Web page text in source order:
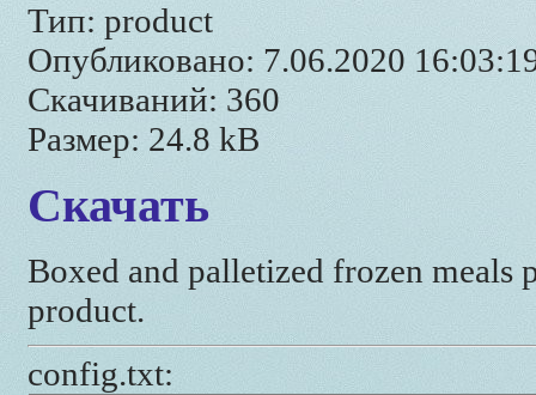
Тип: product
Опубликовано: 7.06.2020
Скачиваний: 360
Размер: 24.8 kB
Скачать
Boxed and palletized frozen
product.
config.txt: